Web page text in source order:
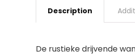
Description
De rustieke drijvende